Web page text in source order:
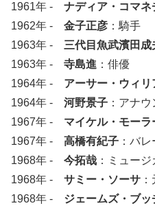
1961年 - ナディア・コマネ
1962年 - 金子正彦 ：騎手
1963年 - 三代目魚武濱田成
1963年 - 寺島進 ：俳優
1964年 - アーサー・ウィリ
1964年 - 河野景子 ：アナ
1967年 - マイケル・モーラ
1967年 - 高橋有紀子 ：バ
1968年 - 今拓哉 ：ミュー
1968年 - サミー・ソーサ
1968年 - ジェームズ・ブッ